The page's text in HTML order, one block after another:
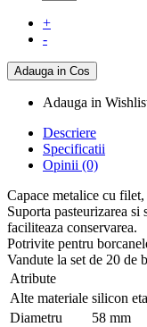
+
-
Adauga in
Descriere
Specificatii
Opinii (0)
Capace metalice cu
Suporta pasteurizarea
faciliteaza conservarea.
Potrivite pentru
Vandute la set de 20 de
Atribute
Alte materiale silicon
Diametru
58 mm